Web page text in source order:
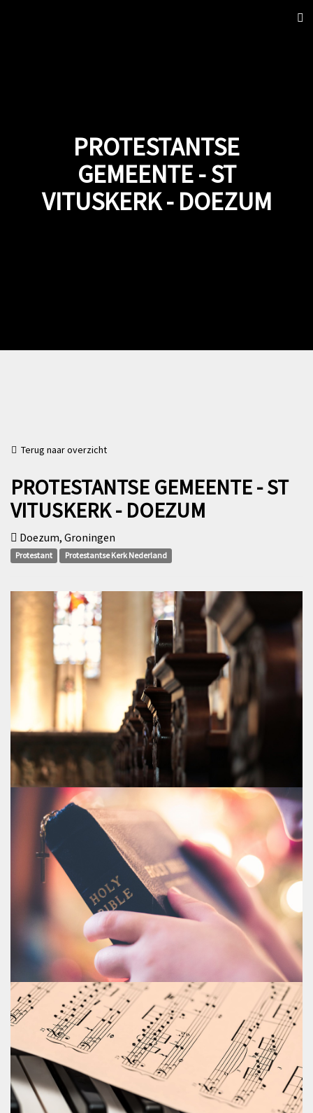
PROTESTANTSE
GEMEENTE - ST
VITUSKERK - DOEZUM
Terug naar overzicht
PROTESTANTSE GEMEENTE - ST
VITUSKERK - DOEZUM
Doezum, Groningen
Protestant Protestantse Kerk Nederland